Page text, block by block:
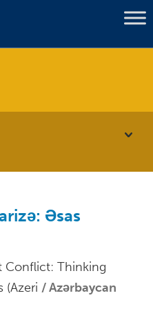
Əsas
Conflict: Thinking
(Azeri
Azərbaycan